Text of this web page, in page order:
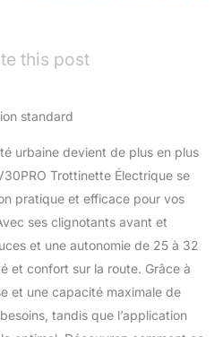
this post
urbaine devient de plus en plus
Trottinette Électrique se
pratique et efficace pour vos
ses clignotants avant et
et une autonomie de 25 à 32
et confort sur la route. Grâce à
et une capacité maximale de
tandis que l’application